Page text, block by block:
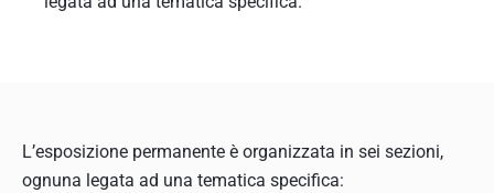
L’esposizione permanente è organizzata in sei sezioni,
ognuna legata ad una tematica specifica: